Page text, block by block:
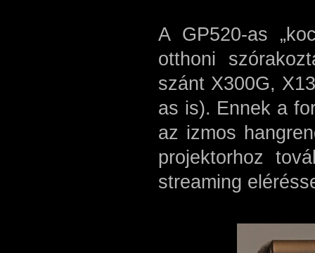
A GP520-as
otthoni
szánt X300G,
as is). Ennek a
az izmos
projektorhoz
streaming